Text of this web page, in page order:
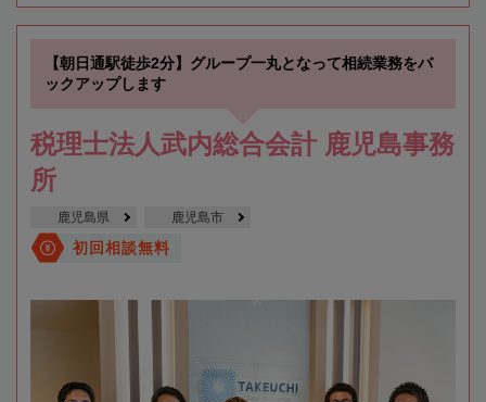
【朝日通駅徒歩2分】グループ一丸となって相続業務をバ
ックアップします
税理士法人武内総合会計 鹿児島事務
所
鹿児島県 鹿児島市
初回相談無料